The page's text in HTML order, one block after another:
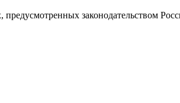
законодательством